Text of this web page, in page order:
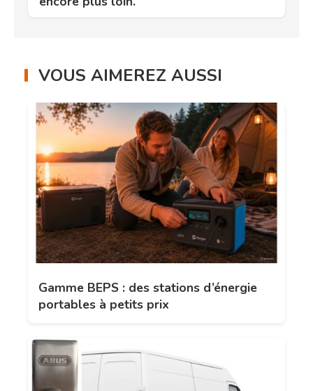
VOUS AIMEREZ AUSSI
Gamme BEPS : des stations d’énergie
portables à petits prix